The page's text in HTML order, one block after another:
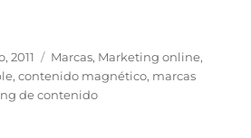
2011 Categorías
Marcas, Marketing online,
,contenido magnético, marcas
de contenido